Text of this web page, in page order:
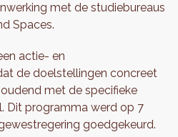
met de studiebureaus
Spaces.
actie- en
de doelstellingen concreet
met de specifieke
Dit programma werd op 7
goedgekeurd.